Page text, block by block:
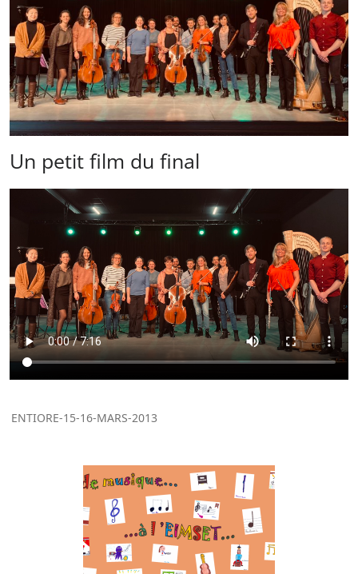
Un petit film du final
ENTIORE-15-16-MARS-2013